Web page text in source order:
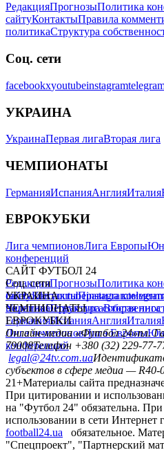
РедакцияПрогнозыПолитика
сайтуКонтактыПравила
политикаСтруктура
Соц. сети
facebookxyoutubeinstagram
УКРАИНА
УкраинаПервая лигаВторая лига
ЧЕМПИОНАТЫ
ГерманияИспанияАнглияИталия
ЕВРОКУБКИ
Лига чемпионовЛига Европы
конференций
САЙТ ФУТБОЛ 24
РедакцияПрогнозыПолитика
сайтуКонтактыПравила
политикаСтруктура
Соц. сети
facebookxyoutubeinstagram
УКРАИНА
УкраинаПервая лигаВторая лига
ЧЕМПИОНАТЫ
ГерманияИспанияАнглияИталия
ЕВРОКУБКИ
Лига чемпионовЛига Европы
конференций
Онлайн-медиа «Футбол 24»пл.
79008Телефон +380 (32) 229-77-
legal@24tv.com.ua
субъектов в сфере медиа — R40-
21+Материалы сайта
При цитировании и
на "Футбол 24" обязательна.
использовании в сети Интернет
football24.ua
обязательное.
"Спецпроект", "Партнерский